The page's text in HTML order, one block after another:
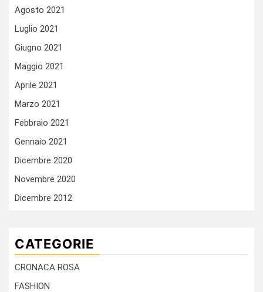
Agosto 2021
Luglio 2021
Giugno 2021
Maggio 2021
Aprile 2021
Marzo 2021
Febbraio 2021
Gennaio 2021
Dicembre 2020
Novembre 2020
Dicembre 2012
CATEGORIE
CRONACA ROSA
FASHION